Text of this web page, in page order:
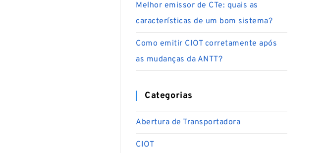
Melhor emissor de CTe: quais as
características de um bom sistema?
Como emitir CIOT corretamente após
as mudanças da ANTT?
Categorias
Abertura de Transportadora
CIOT